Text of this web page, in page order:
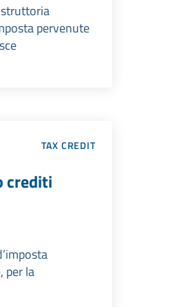
pervenute
TAX CREDIT
crediti
per la